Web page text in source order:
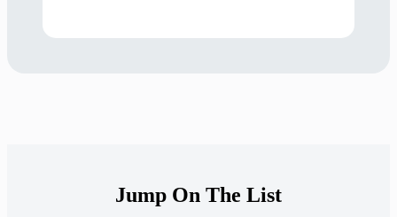
Jump On The List